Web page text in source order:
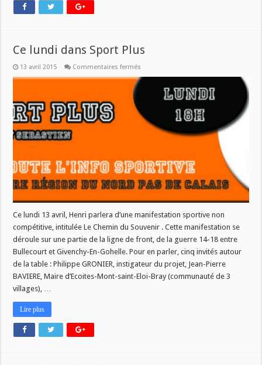
Ce lundi dans Sport Plus
13 avril 2015 Commentaires fermés
lundi
Ce lundi 13 avril, Henri parlera d’une manifestation sportive non
compétitive, intitulée Le Chemin du Souvenir . Cette manifestation se
déroule sur une partie de la ligne de front, de la guerre 14-18 entre
Bullecourt et Givenchy-En-Gohelle. Pour en parler, cinq invités autour
de la table : Philippe GRONIER, instigateur du projet, Jean-Pierre
BAVIERE, Maire d’Ecoites-Mont-saint-Eloi-Bray (communauté de 3
villages), …
Lire plus